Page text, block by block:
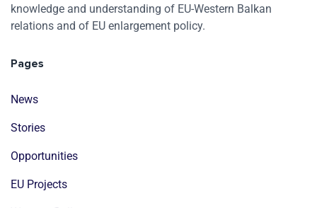
knowledge and understanding of EU-Western Balkan
relations and of EU enlargement policy.
Pages
News
Stories
Opportunities
EU Projects